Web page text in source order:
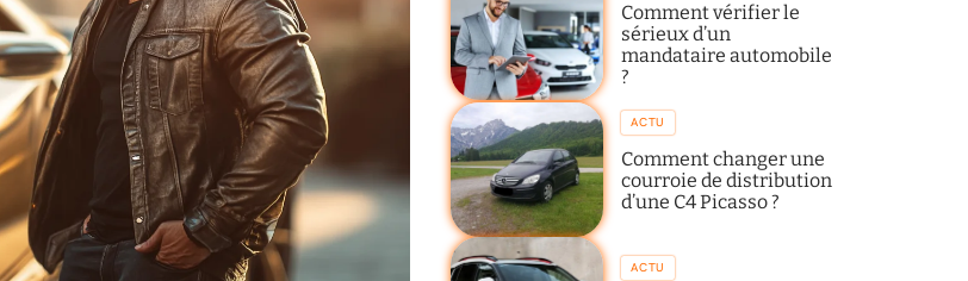
Comment vérifier le
sérieux d’un
mandataire automobile
?
ACTU
Comment changer une
courroie de distribution
d’une C4 Picasso ?
ACTU